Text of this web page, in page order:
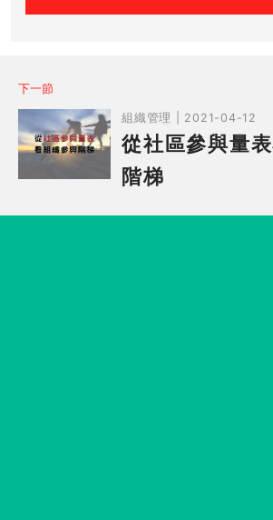
下一節
組織管理 | 2021-04-12
從社區參與量
階梯